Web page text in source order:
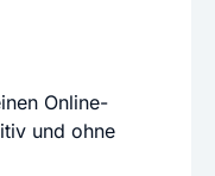
Online-
und ohne